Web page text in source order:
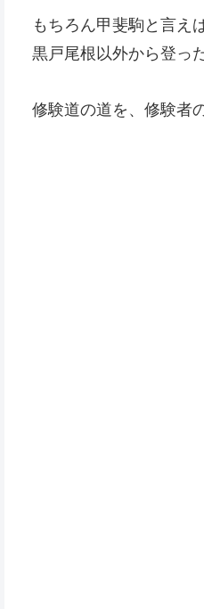
もちろん甲斐駒と言え
黒戸尾根以外から登っ
修験道の道を、修験者